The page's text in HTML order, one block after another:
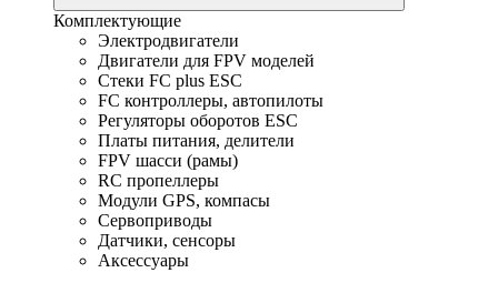
Комплектующие
Электродвигатели
Двигатели для FPV моделей
Стеки FC plus ESC
FC контроллеры, автопилоты
Регуляторы оборотов ESC
Платы питания, делители
FPV шасси (рамы)
RC пропеллеры
Модули GPS, компасы
Сервоприводы
Датчики, сенсоры
Аксессуары